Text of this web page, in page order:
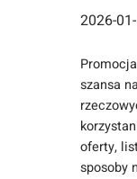
2026-
szansa
oferty,
sposoby